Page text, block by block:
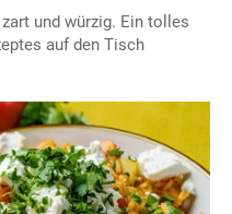
und würzig. Ein tolles
auf den Tisch